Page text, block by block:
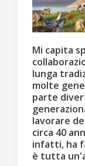
Mi capita
lunga
molte
parte
lavorare
circa 40
infatti, ha
è tutta